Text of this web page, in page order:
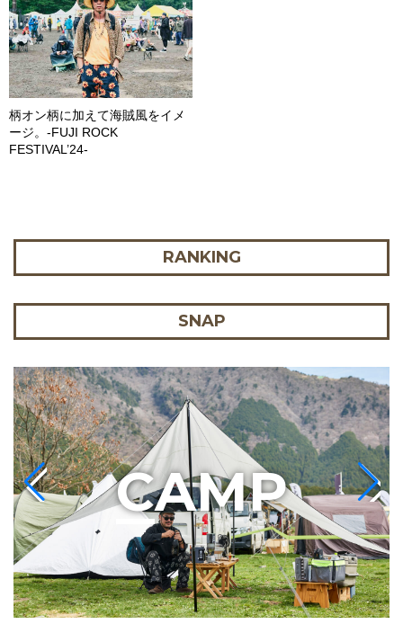
柄オン柄に加えて海賊風をイメ
ージ。-FUJI ROCK
FESTIVAL’24-
RANKING
SNAP
CAMP